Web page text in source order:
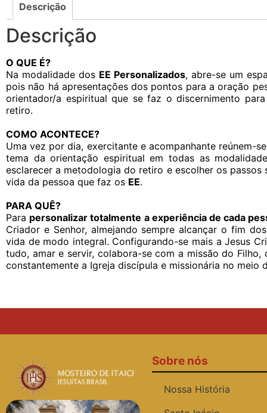
Descrição
Descrição
O QUE É?
Na modalidade dos EE Personalizados, abre-se um
pois não há apresentações dos pontos para a oração
orientador/a espiritual que se faz o discernimento
retiro.
COMO ACONTECE?
Uma vez por dia, exercitante e acompanhante reúnem-
tema da orientação espiritual em todas as
esclarecer a metodologia do retiro e escolher os
vida da pessoa que faz os EE.
PARA QUÊ?
Para personalizar totalmente a experiência de cada
Criador e Senhor, almejando sempre alcançar o fim
vida de modo integral. Configurando-se mais a Jesus
tudo, amar e servir, colabora-se com a missão do
constantemente a Igreja discípula e missionária no meio
Sobre nós
Nossa História